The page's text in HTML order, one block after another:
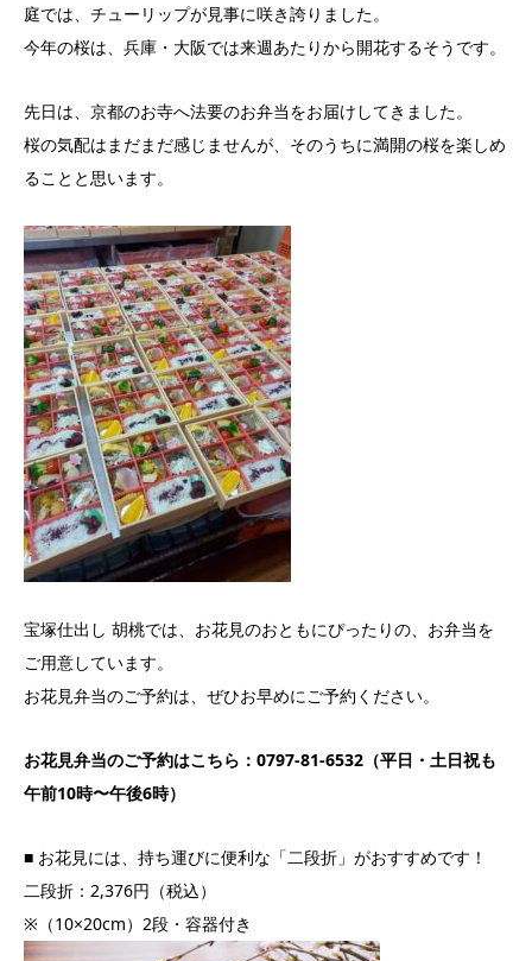
庭では、チューリップが見事に咲き誇りました。
今年の桜は、兵庫・大阪では来週あたりから開花するそうです。
先日は、京都のお寺へ法要のお弁当をお届けしてきました。
桜の気配はまだまだ感じませんが、そのうちに満開の桜を楽しめ
ることと思います。
宝塚仕出し 胡桃では、お花見のおともにぴったりの、お弁当を
ご用意しています。
お花見弁当のご予約は、ぜひお早めにご予約ください。
お花見弁当のご予約はこちら：0797-81-6532（平日・土日祝も
午前10時〜午後6時）
■ お花見には、持ち運びに便利な「二段折」がおすすめです！
二段折：2,376円（税込）
※（10×20cm）2段・容器付き